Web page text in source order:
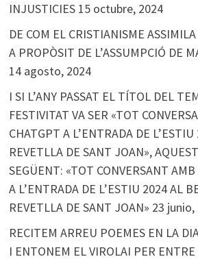
INJUSTICIES 15 octubre, 2024
DE COM EL CRISTIANISME
A PROPÒSIT DE L’ASSUMPCIÓ DE
14 agosto, 2024
I SI L’ANY PASSAT EL TÍTOL DEL
FESTIVITAT VA SER «TOT
CHATGPT A L’ENTRADA DE
REVETLLA DE SANT JOAN»,
SEGÜENT: «TOT CONVERSANT
A L’ENTRADA DE L’ESTIU 2024 AL
REVETLLA DE SANT JOAN» 23 junio,
RECITEM ARREU POEMES EN LA
I ENTONEM EL VIROLAI PER